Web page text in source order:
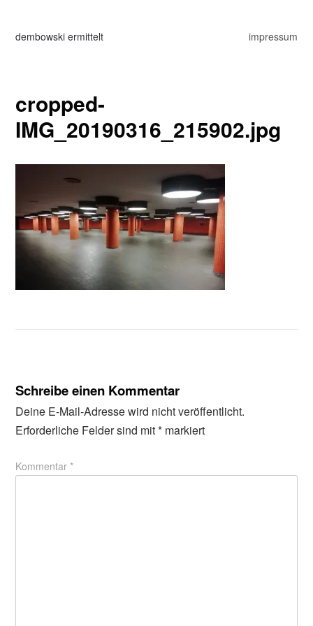
dembowski ermittelt impressum
cropped-
IMG_20190316_215902.jpg
Schreibe einen Kommentar
Deine E-Mail-Adresse wird nicht veröffentlicht.
Erforderliche Felder sind mit* markiert
Kommentar*